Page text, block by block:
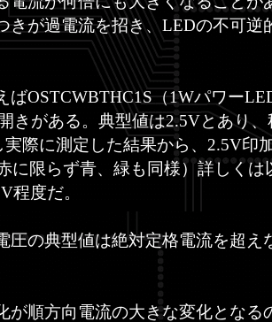
が過電流を招き、LEDの不可逆
OSTCWBTHC1S（1Wパワー
きがある。典型値は2.5Vとあり、
際に測定した結果から、2.5V印
に限らず青、緑も同様）詳しくは
程度だ。
の典型値は絶対定格電流を超え
順方向電流の大きな変化となる